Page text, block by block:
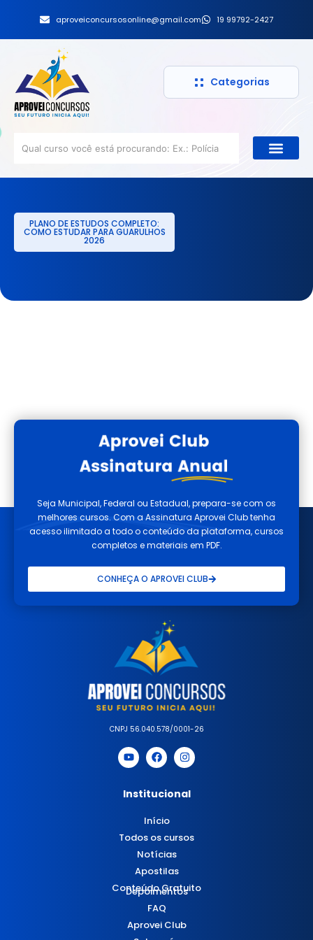
aproveiconcursosonline@gmail.com 19 99792-2427
Categorias
PLANO DE ESTUDOS COMPLETO:
COMO ESTUDAR PARA GUARULHOS
2026
Seja Municipal, Federal ou Estadual, prepara-se com os
melhores cursos. Com a Assinatura Aprovei Club tenha
acesso ilimitado a todo o conteúdo da plataforma, cursos
completos e materiais em PDF.
CONHEÇA O APROVEI CLUB
CNPJ 56.040.578/0001-26
Institucional
Início
Todos os cursos
Notícias
Apostilas
Conteúdo Gratuito
Depoimentos
FAQ
Aprovei Club